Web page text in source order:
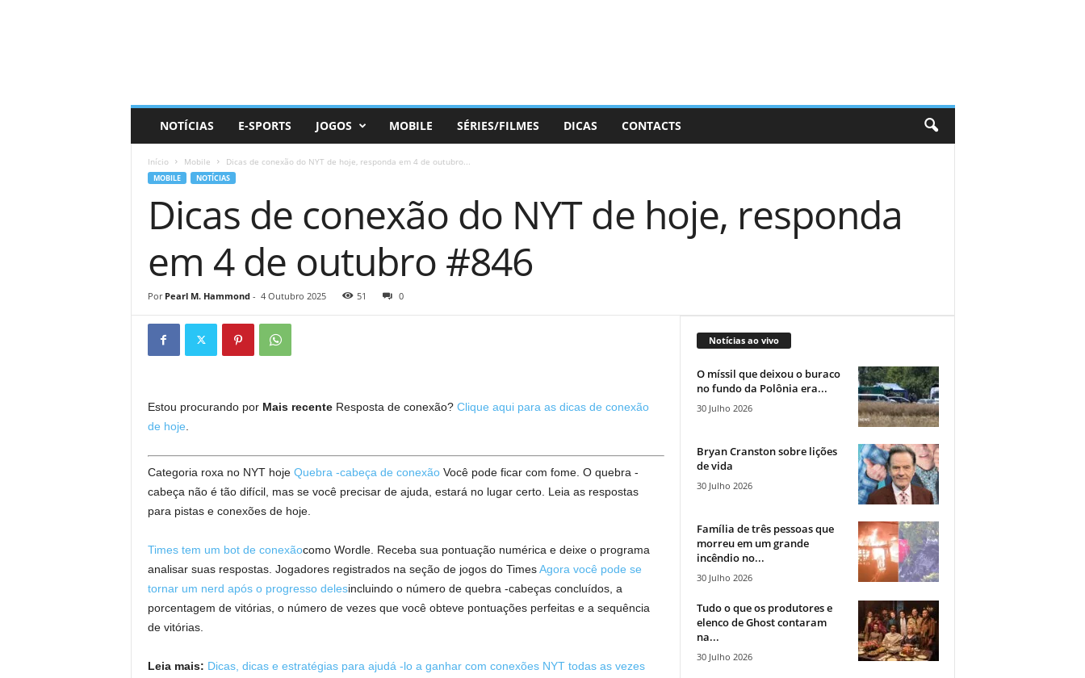
NOTÍCIAS E-SPORTS JOGOS MOBILE SÉRIES/FILMES DICAS CONTACTS
Início Mobile Dicas de conexão do NYT de hoje, responda em 4 de outubro...
MOBILE NOTÍCIAS
Dicas de conexão do NYT de hoje, responda
em 4 de outubro #846
Por Pearl M. Hammond- 4 Outubro 2025 51 0
Estou procurando por Mais recenteResposta de conexão? Clique aqui para as dicas de conexão
de hoje
Categoria roxa no NYT hoje Quebra -cabeça de conexãoVocê pode ficar com fome. O quebra -
cabeça não é tão difícil, mas se você precisar de ajuda, estará no lugar certo. Leia as respostas
para pistas e conexões de hoje.
Times tem um bot de conexãocomo Wordle. Receba sua pontuação numérica e deixe o programa
analisar suas respostas. Jogadores registrados na seção de jogos do TimesAgora você pode se
tornar um nerd após o progresso delesincluindo o número de quebra -cabeças concluídos, a
porcentagem de vitórias, o número de vezes que você obteve pontuações perfeitas e a sequência
de vitórias.
Leia mais: Dicas, dicas e estratégias para ajudá -lo a ganhar com conexões NYT todas as vezes
Notícias ao vivo
O míssil que deixou o buraco
no fundo da Polônia era...
30 Julho 2026
Bryan Cranston sobre lições
de vida
30 Julho 2026
Família de três pessoas que
morreu em um grande
incêndio no...
30 Julho 2026
Tudo o que os produtores e
elenco de Ghost contaram
na...
30 Julho 2026